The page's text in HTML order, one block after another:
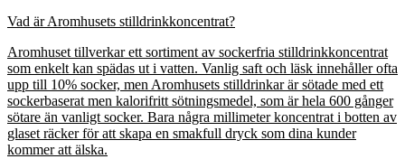
Vad är Aromhusets stilldrinkkoncentrat?
Aromhuset tillverkar ett sortiment av sockerfria stilldrinkkoncentrat
som enkelt kan spädas ut i vatten. Vanlig saft och läsk innehåller ofta
upp till 10% socker, men Aromhusets stilldrinkar är sötade med ett
sockerbaserat men kalorifritt sötningsmedel, som är hela 600 gånger
sötare än vanligt socker. Bara några millimeter koncentrat i botten av
glaset räcker för att skapa en smakfull dryck som dina kunder
kommer att älska.